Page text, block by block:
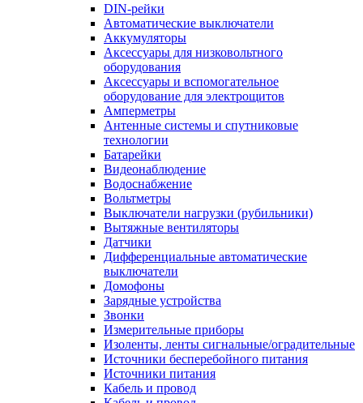
DIN-рейки
Автоматические выключатели
Аккумуляторы
Аксессуары для низковольтного
оборудования
Аксессуары и вспомогательное
оборудование для электрощитов
Амперметры
Антенные системы и спутниковые
технологии
Батарейки
Видеонаблюдение
Водоснабжение
Вольтметры
Выключатели нагрузки (рубильники)
Вытяжные вентиляторы
Датчики
Дифференциальные автоматические
выключатели
Домофоны
Зарядные устройства
Звонки
Измерительные приборы
Изоленты, ленты сигнальные/оградительные
Источники бесперебойного питания
Источники питания
Кабель и провод